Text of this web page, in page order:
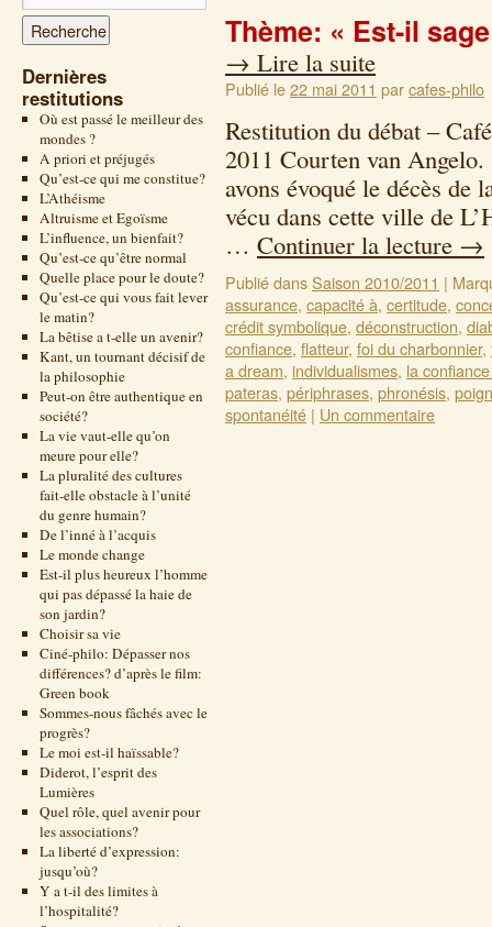
Dernières
restitutions
Où est passé le meilleur des
mondes ?
A priori et préjugés
Qu’est-ce qui me constitue?
L’Athéisme
Altruisme et Egoïsme
L’influence, un bienfait?
Qu’est-ce qu’être normal
Quelle place pour le doute?
Qu’est-ce qui vous fait lever
le matin?
La bêtise a t-elle un avenir?
Kant, un tournant décisif de
la philosophie
Peut-on être authentique en
société?
La vie vaut-elle qu’on
meure pour elle?
La pluralité des cultures
fait-elle obstacle à l’unité
du genre humain?
De l’inné à l’acquis
Le monde change
Est-il plus heureux l’homme
qui pas dépassé la haie de
son jardin?
Choisir sa vie
Ciné-philo: Dépasser nos
différences? d’après le film:
Green book
Sommes-nous fâchés avec le
progrès?
Le moi est-il haïssable?
Diderot, l’esprit des
Lumières
Quel rôle, quel avenir pour
les associations?
La liberté d’expression:
jusqu’où?
Y a t-il des limites à
l’hospitalité?
Thème: « Est-il
→ Lire la suite
Publié le22 mai 2011 parcafes-philo
Restitution du débat –
2011 Courten van
avons évoqué le décès de
vécu dans cette ville de
… Continuer la lecture →
Publié dansSaison 2010/2011 |
assurance, capacité à, certitude,
crédit symbolique, déconstruction,
confiance, flatteur, foi du charbonnier,
a dream, individualismes, la
pateras, périphrases, phronésis,
spontanéité | Un commentaire